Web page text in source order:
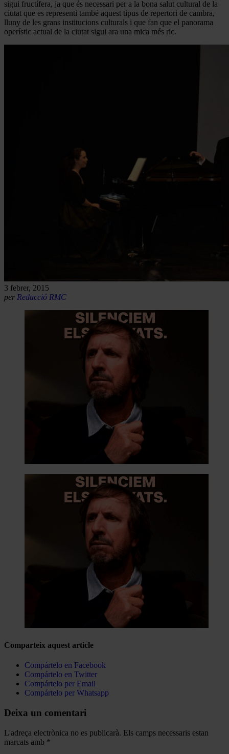
sigui fructífera, ja que és necessari per a la bona salut cultural de la
ciutat que es representi també aquest tipus de repertori de cambra,
lluny de les grans institucions culturals i que fan que el panorama
operístic actual de la ciutat sigui ara una mica més ric.
3 febrer, 2015
per Redacció RMC
Comparteix aquest article
Compártelo en Facebook
Compártelo en Twitter
Compártelo per Email
Compártelo per Whatsapp
Deixa un comentari
L'adreça electrònica no es publicarà. Els camps necessaris estan
marcats amb *